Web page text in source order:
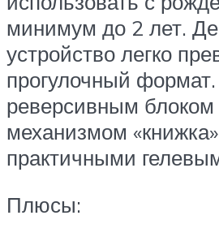
минимум до 2 лет.
устройство легко
прогулочный
реверсивным
механизмом
практичными
Плюсы: